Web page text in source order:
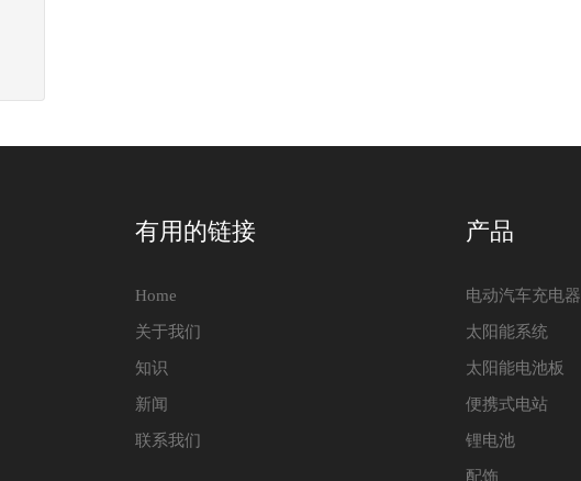
有用的链接
Home
关于我们
知识
新闻
联系我们
产品
电动汽车充电器
太阳能系统
太阳能电池板
便携式电站
锂电池
配饰